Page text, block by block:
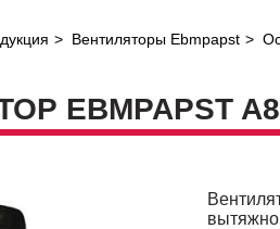
Вентиляторы Ebmpapst
EBMPAPST